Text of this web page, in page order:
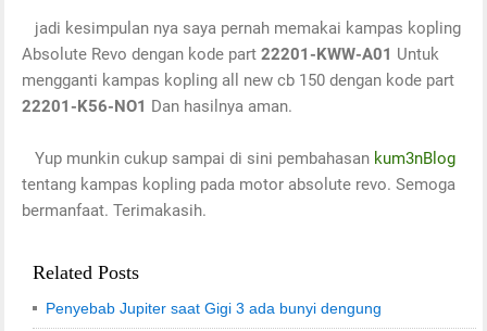
jadi kesimpulan nya saya pernah memakai kampas kopling
Absolute Revo dengan kode part22201-KWW-A01 Untuk
mengganti kampas kopling all new cb 150 dengan kode part
22201-K56-NO1 Dan hasilnya aman.
Yup munkin cukup sampai di sini pembahasan kum3nBlog
tentang kampas kopling pada motor absolute revo. Semoga
bermanfaat. Terimakasih.
Related Posts
Penyebab Jupiter saat Gigi 3 ada bunyi dengung